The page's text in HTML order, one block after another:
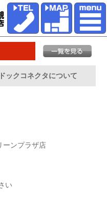
ックコネクタについて
ーンプラザ店
い